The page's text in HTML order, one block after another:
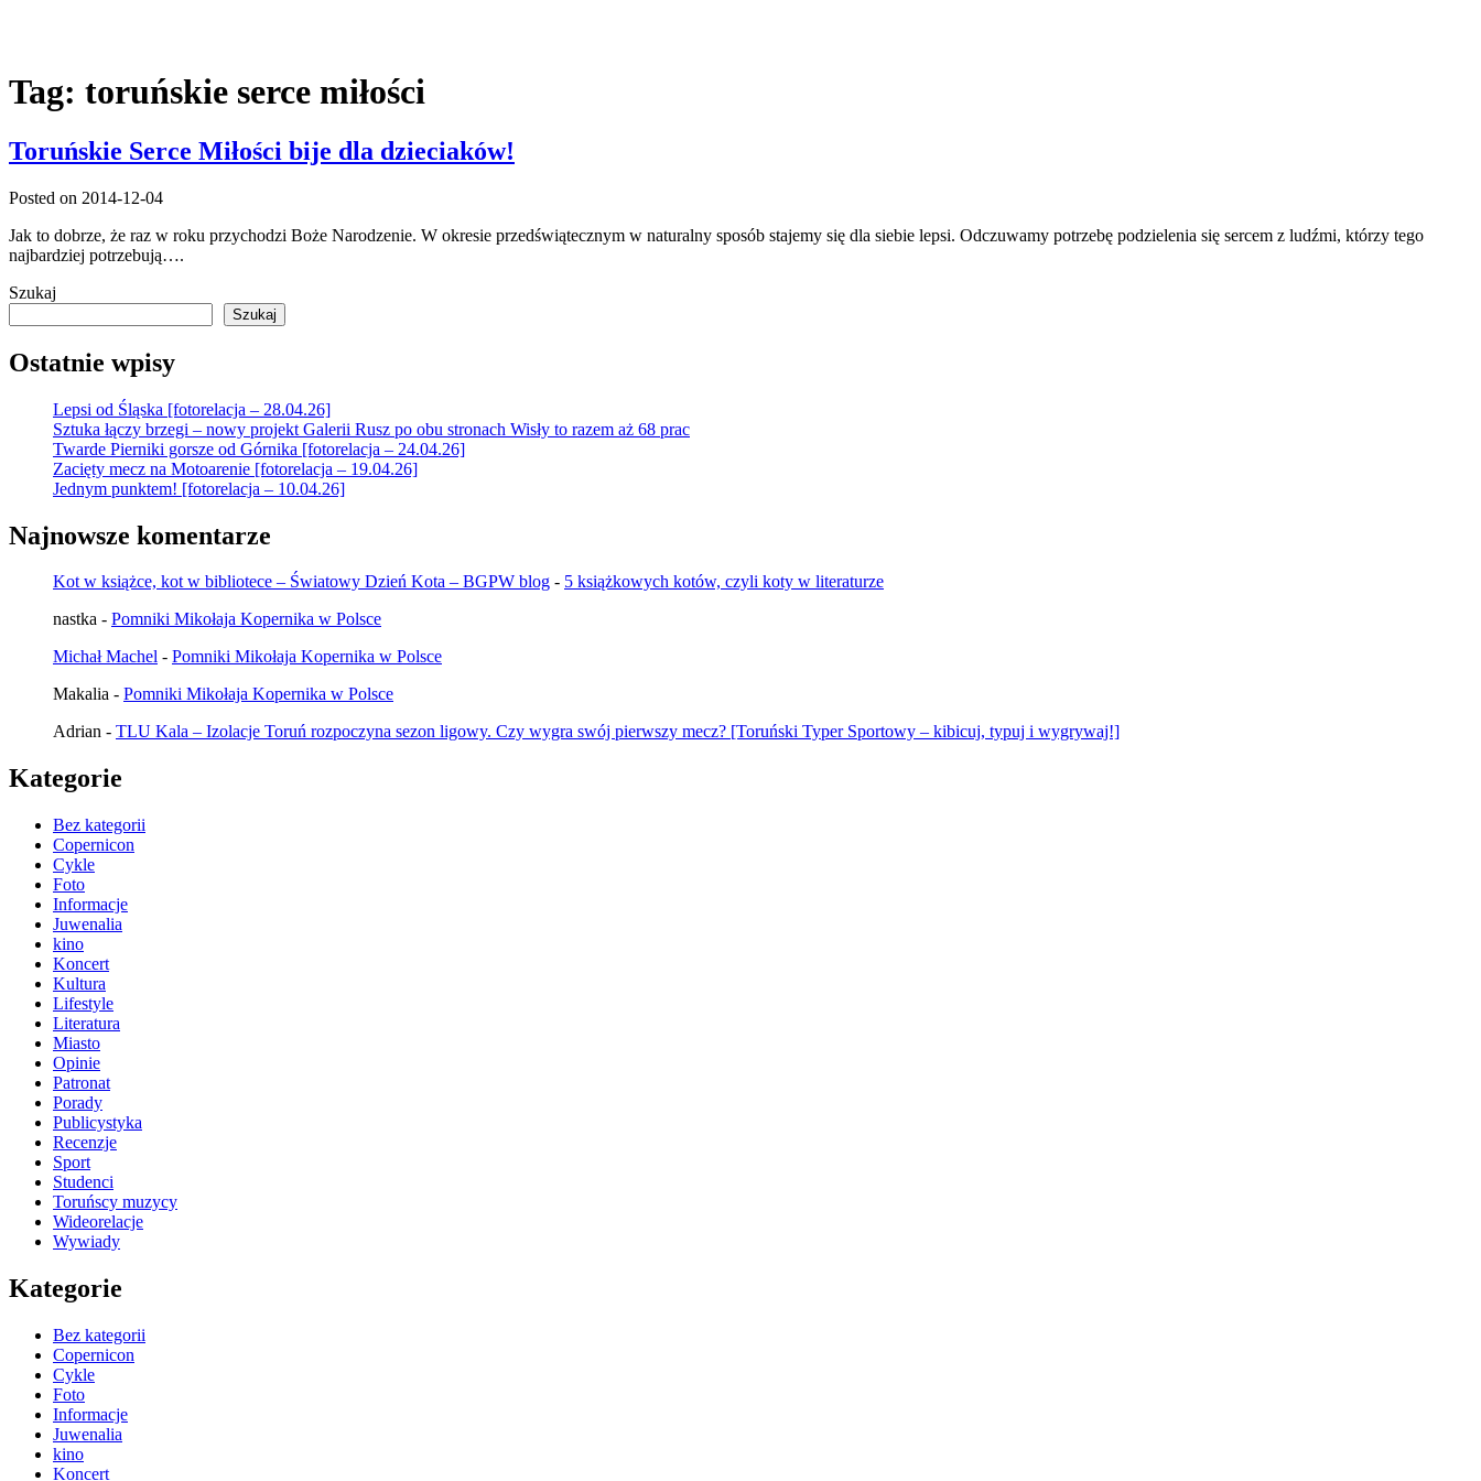
Tag: toruńskie serce miłości
Toruńskie Serce Miłości bije dla dzieciaków!
Posted on 2014-12-04
Jak to dobrze, że raz w roku przychodzi Boże Narodzenie. W okresie przedświątecznym w naturalny sposób stajemy się dla siebie lepsi. Odczuwamy potrzebę podzielenia się sercem z ludźmi, którzy tego
najbardziej potrzebują….
Szukaj
Szukaj
Ostatnie wpisy
Lepsi od Śląska [fotorelacja – 28.04.26]
Sztuka łączy brzegi – nowy projekt Galerii Rusz po obu stronach Wisły to razem aż 68 prac
Twarde Pierniki gorsze od Górnika [fotorelacja – 24.04.26]
Zacięty mecz na Motoarenie [fotorelacja – 19.04.26]
Jednym punktem! [fotorelacja – 10.04.26]
Najnowsze komentarze
Kot w książce, kot w bibliotece – Światowy Dzień Kota – BGPW blog - 5 książkowych kotów, czyli koty w literaturze
nastka - Pomniki Mikołaja Kopernika w Polsce
Michał Machel - Pomniki Mikołaja Kopernika w Polsce
Makalia - Pomniki Mikołaja Kopernika w Polsce
Adrian - TLU Kala – Izolacje Toruń rozpoczyna sezon ligowy. Czy wygra swój pierwszy mecz? [Toruński Typer Sportowy – kibicuj, typuj i wygrywaj!]
Kategorie
Bez kategorii
Copernicon
Cykle
Foto
Informacje
Juwenalia
kino
Koncert
Kultura
Lifestyle
Literatura
Miasto
Opinie
Patronat
Porady
Publicystyka
Recenzje
Sport
Studenci
Toruńscy muzycy
Wideorelacje
Wywiady
Kategorie
Bez kategorii
Copernicon
Cykle
Foto
Informacje
Juwenalia
kino
Koncert